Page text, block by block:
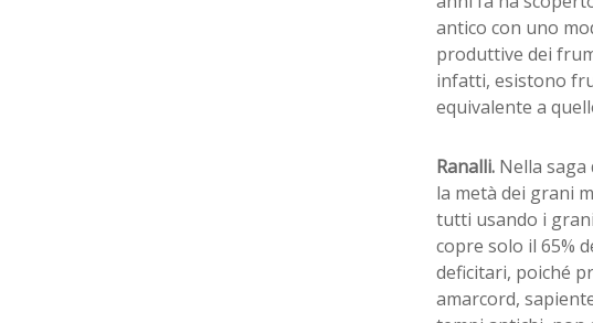
antico con uno
produttive dei
infatti, esistono
equivalente a
Ranalli. Nella
la metà dei grani
tutti usando i
copre solo il 65%
deficitari, poiché
amarcord,